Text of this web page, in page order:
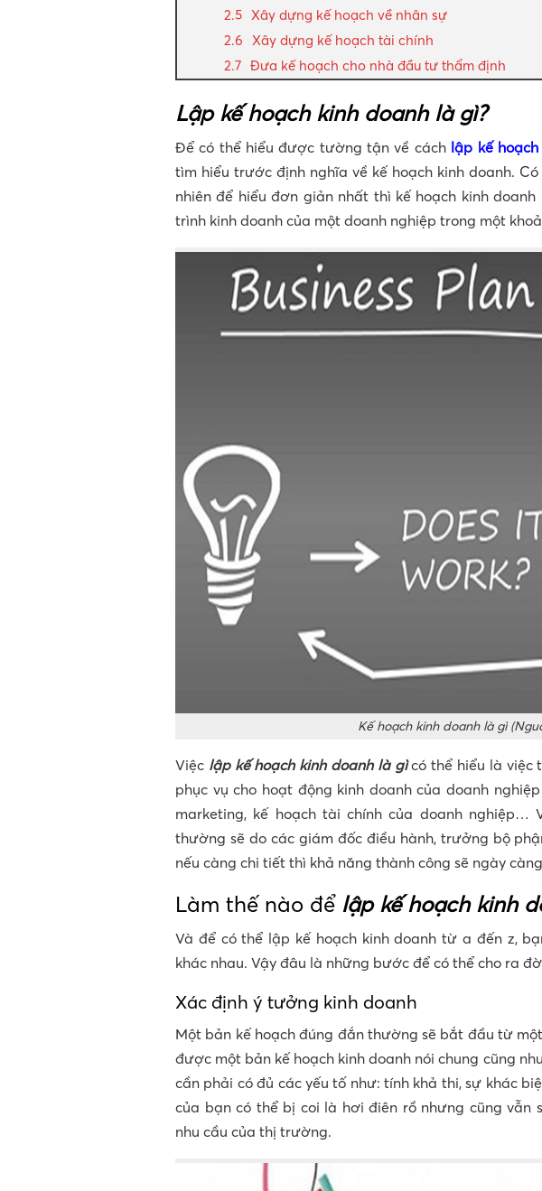
Xây dựng kế hoạch về nhân sự
Xây dựng kế hoạch tài chính
Đưa kế hoạch cho nhà đầu tư thẩm định
Lập kế hoạch kinh doanh là gì?
Để có thể hiểu được tường tận về cách lập kế
tìm hiểu trước định nghĩa về kế hoạch kinh doanh.
nhiên để hiểu đơn giản nhất thì kế hoạch kinh
trình kinh doanh của một doanh nghiệp trong một
Kế hoạch kinh doanh là gì
Việc lập kế hoạch kinh doanh là gìcó thể hiểu là việc
phục vụ cho hoạt động kinh doanh của doanh
marketing, kế hoạch tài chính của doanh nghiệp…
thường sẽ do các giám đốc điều hành, trưởng bộ
nếu càng chi tiết thì khả năng thành công sẽ ngày
Làm thế nào đểlập kế hoạch kinh
Và để có thể lập kế hoạch kinh doanh từ a đến z,
khác nhau. Vậy đâu là những bước để có thể cho ra
Xác định ý tưởng kinh doanh
Một bản kế hoạch đúng đắn thường sẽ bắt đầu từ một
được một bản kế hoạch kinh doanh nói chung cũng
cần phải có đủ các yếu tố như: tính khả thi, sự khác
của bạn có thể bị coi là hơi điên rồ nhưng cũng vẫn
nhu cầu của thị trường.